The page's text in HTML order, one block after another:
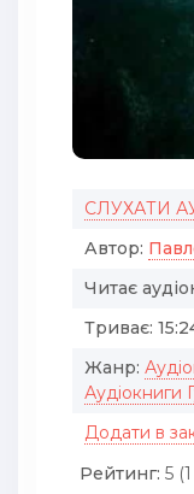
СЛУХАТИ
Автор:
Читає
Триває:
Жанр:
Аудіокниги
Додати в
Рейтинг: 5 (1